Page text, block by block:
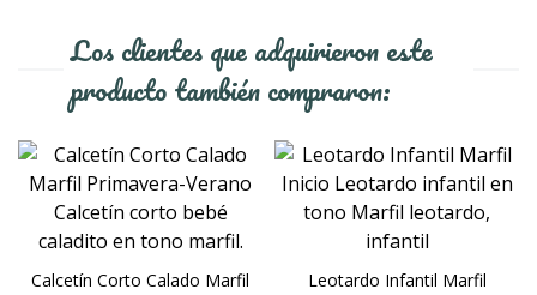
Los clientes que adquirieron este
producto también compraron:
Calcetín Corto Calado Marfil Leotardo Infantil Marfil